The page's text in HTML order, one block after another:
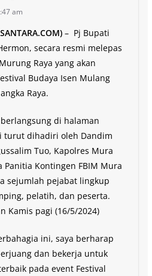
am
– Pj Bupati
secara resmi melepas
Raya yang akan
Budaya Isen Mulang
Raya.
di halaman
turut dihadiri oleh Dandim
Tuo, Kapolres Mura
Panitia Kontingen FBIM Mura
sejumlah pejabat lingkup
pelatih, dan peserta.
Kamis pagi (16/5/2024)
ini, saya berharap
dan bekerja untuk
pada event Festival